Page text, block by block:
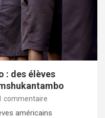
: des élèves
commentaire
américains